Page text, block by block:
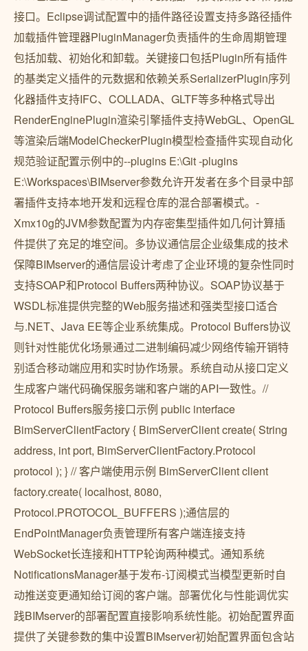
接口。Eclipse调试配置中的插件路径设置支持多路径插件
加载插件管理器PluginManager负责插件的生命周期管理
包括加载、初始化和卸载。关键接口包括Plugin所有插件
的基类定义插件的元数据和依赖关系SerializerPlugin序列
化器插件支持IFC、COLLADA、GLTF等多种格式导出
RenderEnginePlugin渲染引擎插件支持WebGL、OpenGL
等渲染后端ModelCheckerPlugin模型检查插件实现自动化
规范验证配置示例中的--plugins E:\Git -plugins
E:\Workspaces\BIMserver参数允许开发者在多个目录中部
署插件支持本地开发和远程仓库的混合部署模式。-
Xmx10g的JVM参数配置为内存密集型插件如几何计算插
件提供了充足的堆空间。多协议通信层企业级集成的技术
保障BIMserver的通信层设计考虑了企业环境的复杂性同时
支持SOAP和Protocol Buffers两种协议。SOAP协议基于
WSDL标准提供完整的Web服务描述和强类型接口适合
与.NET、Java EE等企业系统集成。Protocol Buffers协议
则针对性能优化场景通过二进制编码减少网络传输开销特
别适合移动端应用和实时协作场景。系统自动从接口定义
生成客户端代码确保服务端和客户端的API一致性。//
Protocol Buffers服务接口示例 public interface
BimServerClientFactory { BimServerClient create( String
address, int port, BimServerClientFactory.Protocol
protocol ); } // 客户端使用示例 BimServerClient client
factory.create( localhost, 8080,
Protocol.PROTOCOL_BUFFERS );通信层的
EndPointManager负责管理所有客户端连接支持
WebSocket长连接和HTTP轮询两种模式。通知系统
NotificationsManager基于发布-订阅模式当模型更新时自
动推送变更通知给订阅的客户端。部署优化与性能调优实
践BIMserver的部署配置直接影响系统性能。初始配置界面
提供了关键参数的集中设置BIMserver初始配置界面包含站